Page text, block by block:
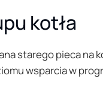
kotła
starego pieca
wsparcia w